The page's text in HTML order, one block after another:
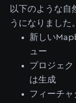
以下のような自
うになりました。
新しい
ュー
プロジェ
は生成
フィーチ